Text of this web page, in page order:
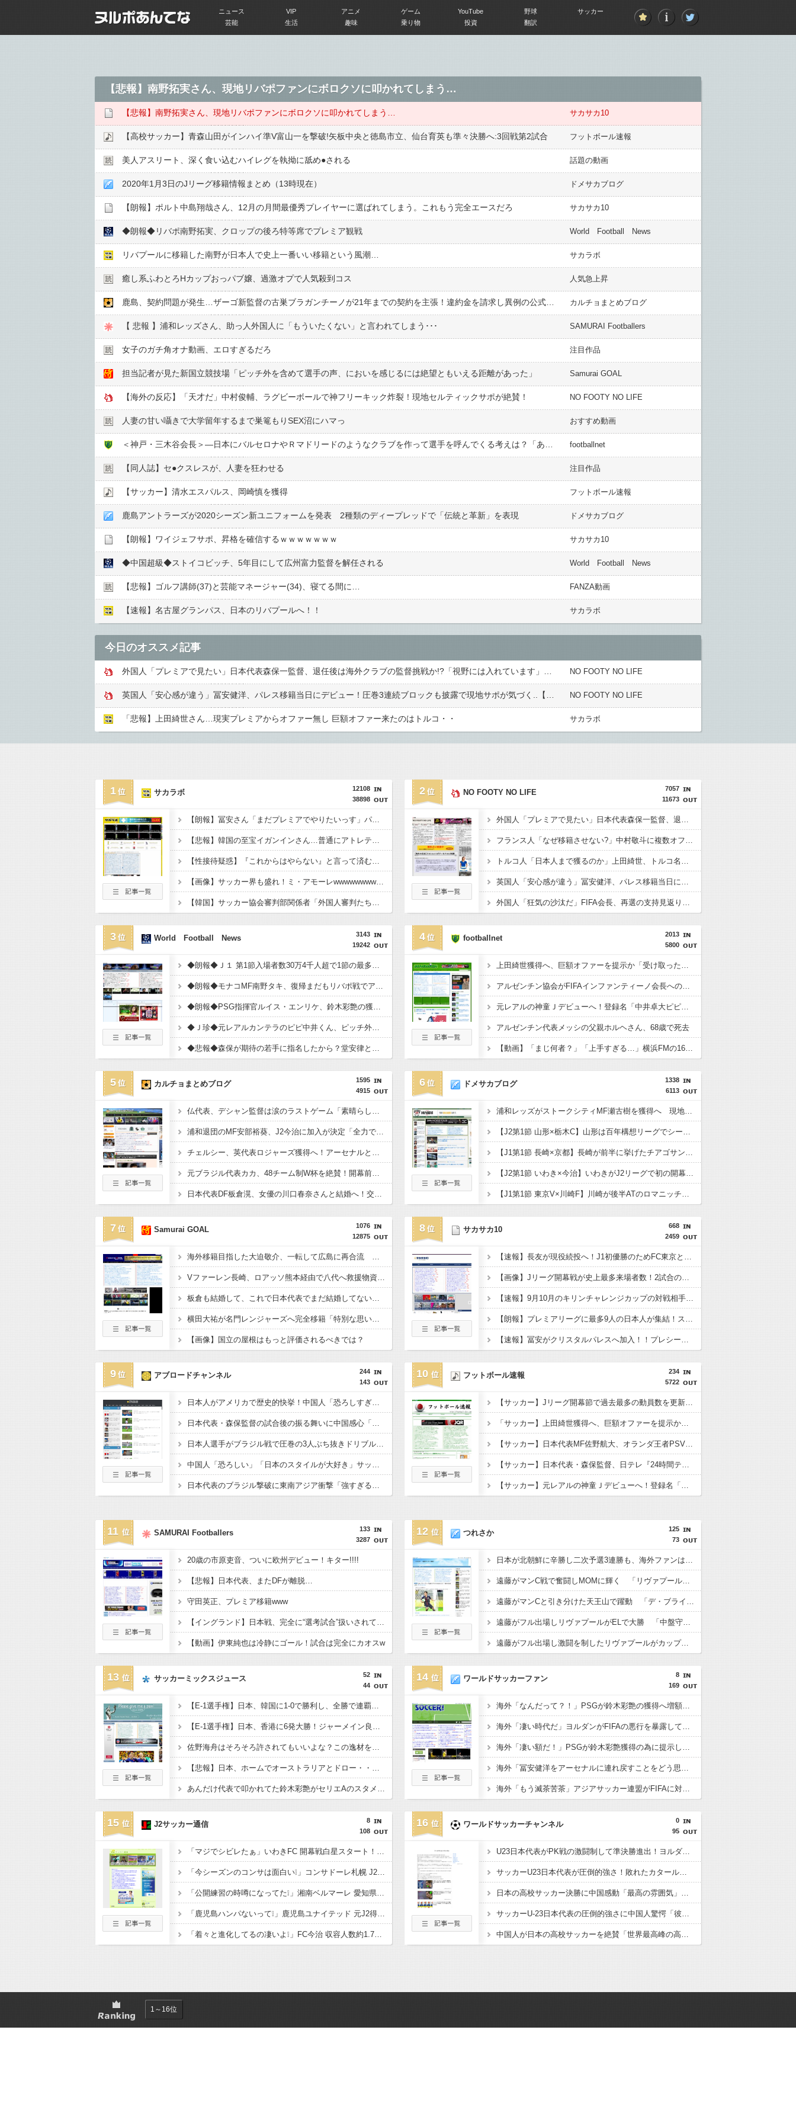
ニュース VIP アニメ ゲーム YouTube 野球
サッカー
芸能
生活 趣味 乗り物 投資 翻訳
【悲報】南野拓実さん、現地リバポファンにボロクソに叩かれてしまう…
【悲報】南野拓実さん、現地リバポファンにボロクソに叩かれてしまう… サカサカ10
【高校サッカー】青森山田がインハイ準V富山一を撃破!矢板中央と徳島市立、仙台育英も準々決勝へ:3回戦第2試合 フットボール速報
美人アスリート、深く食い込むハイレグを執拗に舐め●︎される 話題の動画
2020年1月3日のJリーグ移籍情報まとめ（13時現在） ドメサカブログ
【朗報】ポルト中島翔哉さん、12月の月間最優秀プレイヤーに選ばれてしまう。これもう完全エースだろ サカサカ10
◆朗報◆リバポ南野拓実、クロップの後ろ特等席でプレミア観戦 World Football News
リバプールに移籍した南野が日本人で史上一番いい移籍という風潮… サカラボ
癒し系ふわとろHカップおっパブ嬢、過激オプで人気殺到コス 人気急上昇
カルチョまとめブログ
【 悲報 】浦和レッズさん、助っ人外国人に「もういたくない」と言われてしまう･･･ SAMURAI Footballers
女子のガチ角オナ動画、エロすぎるだろ 注目作品
担当記者が見た新国立競技場「ピッチ外を含めて選手の声、においを感じるには絶望ともいえる距離があった」 Samurai GOAL
【海外の反応】「天才だ」中村俊輔、ラグビーボールで神フリーキック炸裂！現地セルティックサポが絶賛！ NO FOOTY NO LIFE
人妻の甘い囁きで大学留年するまで巣篭もりSEX沼にハマっ おすすめ動画
footballnet
【同人誌】セ●︎クスレスが、人妻を狂わせる 注目作品
【サッカー】清水エスパルス、岡崎慎を獲得 フットボール速報
鹿島アントラーズが2020シーズン新ユニフォームを発表 2種類のディープレッドで「伝統と革新」を表現 ドメサカブログ
【朗報】ワイジェフサポ、昇格を確信するｗｗｗｗｗｗｗ サカサカ10
◆中国超級◆ストイコビッチ、5年目にして広州富力監督を解任される World Football News
【悲報】ゴルフ講師(37)と芸能マネージャー(34)、寝てる間に… FANZA動画
【速報】名古屋グランパス、日本のリバプールへ！！ サカラボ
今日のオススメ記事
NO FOOTY NO LIFE
NO FOOTY NO LIFE
「悲報】上田綺世さん…現実プレミアからオファー無し 巨額オファー来たのはトルコ・・ サカラボ
1
12108
38898
サカラボ
【朗報】冨安さん「まだプレミアでやりたいっす」パレス「じゃあウチで練習してみる？」リヴァプール「意外と動けるやん…」
【悲報】韓国の至宝イガンインさん…普通にアトレティコでベンチｗｗｗｗｗｗｗ
【性接待疑惑】『これからはやらない』と言って済むことなのか…パク・ムンソン解説委員、大韓サッカー協会の謝罪文に怒り・・
【画像】サッカー界も盛れ！ミ・アモーレwwwwwwwwwwwwwwwwwwwwwwwwwww
【韓国】サッカー協会審判部関係者「外国人審判たちが先にマッサージを望んだ」と主張←これｗｗｗｗｗｗ
2
7057
11673
NO FOOTY NO LIFE
外国人「プレミアで見たい」日本代表森保一監督、退任後は海外クラブの監督挑戦か!?「視野には入れています」制度上は欧州での監督就任が可能【海外の反応】
フランス人「なぜ移籍させない?」中村敬斗に複数オファー！ランスが46億円要求でまさかの残留の可能性浮上！現地サポの本音がこれ！【海外の反応】
トルコ人「日本人まで獲るのか」上田綺世、トルコ名門が巨額の正式オファー！現地サポが騒然！【海外の反応】
英国人「安心感が違う」冨安健洋、パレス移籍当日にデビュー！圧巻3連続ブロックも披露で現地サポが気づく..【海外の反応】
外国人「狂気の沙汰だ」FIFA会長、再選の支持見返りにモロッコへ2030年W杯決勝の開催を打診か！海外から批判殺到！【海外の反応】
3
3143
19242
World Football News
◆朗報◆Ｊ１ 第1節入場者数30万4千人超で1節の最多入場者数記録更新！1試合平均も3万人超
◆朗報◆モナコMF南野タキ、復帰まだもリバポ戦でアンフィールド凱旋！
◆朗報◆PSG指揮官ルイス・エンリケ、鈴木彩艶の獲得と起用を熱望
◆Ｊ珍◆元レアルカンテラのピピ中井くん、ピッチ外の交代選手にパス????
◆悲報◆森保が期待の若手に指名したから？堂安律と長友佑都がKY塩貝建人をいきなり褒め始めてしまう…季節外れのポイ活????
4
2013
5800
footballnet
上田綺世獲得へ、巨額オファーを提示か「受け取った」 欧州名門が本気…現地報道「重要な役割」
アルゼンチン協会がFIFAインファンティーノ会長への支持を表明 “W杯売却計画”にも言及 「過ちを認めたことは特筆すべき」
元レアルの神童Ｊデビューへ！登録名「中井卓大ピピ」日本初挑戦の22歳今治MFが開幕戦に先発
アルゼンチン代表メッシの父親ホルヘさん、68歳で死去
【動画】「まじ何者？」「上手すぎる…」横浜FMの16歳超逸材が開幕Jデビュー戦で魅せた“衝撃プレー”にSNS騒然！「すごい才能」
5
1595
4915
カルチョまとめブログ
仏代表、デシャン監督は涙のラストゲーム「素晴らしい冒険だった」 来週にもジダン新監督が就任へ
浦和退団のMF安部裕葵、J2今治に加入が決定「全力で頑張ります」（関連まとめ）
チェルシー、英代表ロジャーズ獲得へ！アーセナルとの争奪戦を制す 移籍金は英国人史上最高額の1億1700万ポンド（約256億円）
元ブラジル代表カカ、48チーム制W杯を絶賛！開幕前の不安を一蹴「多すぎると思っていたが退屈な試合は一つもなかった」
日本代表DF板倉滉、女優の川口春奈さんと結婚へ！交際１年、W杯を終え決断（関連まとめ）
6
1338
6113
ドメサカブログ
浦和レッズがストークシティMF瀬古樹を獲得へ 現地ではすでにクラブ間合意との情報
【J2第1節 山形×栃木C】山形は百年構想リーグでシーズンW喫した栃木C下し開幕白星！川名連介は移籍後初ゴール
【J1第1節 長崎×京都】長崎が前半に挙げたチアゴサンタナの2ゴールで逃げ切り開幕白星！京都はポポヴィッチ監督の初陣飾れず
【J2第1節 いわき×今治】いわきがJ2リーグで初の開幕戦勝利！エース熊田が怪我乗り越え2ゴールの活躍
【J1第1節 東京V×川崎F】川崎が後半ATのロマニッチ弾で追いつき辛くもドロー 東京Vは痛恨クリアミスで勝ち点3を逃す
7
1076
12875
Samurai GOAL
海外移籍目指した大迫敬介、一転して広島に再合流 栗原強化部長が経緯説明「なんとか実現させたかったですけど…」
Vファーレン長崎、ロアッソ熊本経由で八代へ救援物資を届ける！
板倉も結婚して、これで日本代表でまだ結婚してないのって冨安、田中碧、久保建英ぐらいか…
横田大祐が名門レンジャーズへ完全移籍「特別な思い出を作りたい」…3＋1年契約を締結
【画像】国立の屋根はもっと評価されるべきでは？
8
668
2459
サカサカ10
【速報】長友が現役続投へ！J1初優勝のためFC東京と再契約
【画像】Jリーグ開幕戦が史上最多来場者数！2試合の試合結果が同じスコアにwwwwww
【速報】9月10月のキリンチャレンジカップの対戦相手がこちら！W杯出場国と対戦へ
【朗報】プレミアリーグに最多9人の日本人が集結！スタメン出場の選手は意外と少なそう？
【速報】冨安がクリスタルパレスへ加入！！プレシーズン参加から本契約へ！
9
244
143
アブロードチャンネル
日本人がアメリカで歴史的快挙！中国人「恐ろしすぎる」「人間にこんなことが可能なのか？」「サッカーで例えるなら…」【海外の反応】
日本代表・森保監督の試合後の振る舞いに中国感心「親しみやすくて有能」「謙虚で礼儀正しい」【海外の反応】
日本人選手がブラジル戦で圧巻の3人ぶち抜きドリブル！中国人「バケモンだ」「風のような男」【海外の反応】
中国人「恐ろしい」「日本のスタイルが大好き」サッカー日本代表のブラジル戦初勝利に中国驚嘆【海外の反応】
日本代表のブラジル撃破に東南アジア衝撃「強すぎる「韓国は日本を見習わないと」「アジアは彼らにとって狭すぎる」【海外の反応】
10
234
5722
フットボール速報
【サッカー】Jリーグ開幕節で過去最多の動員数を更新！ J1で30万人超、全カテゴリー合計47万人超を記録
「サッカー】上田綺世獲得へ、巨額オファーを提示か「受け取った」 欧州名門が本気…現地報道「重要な役割」
【サッカー】日本代表MF佐野航大、オランダ王者PSV加入が正式決定！ NEC史上最高額の移籍、最大約31億円か、5年契約を締結
【サッカー】日本代表・森保監督、日テレ『24時間テレビ』に出演へ！ 相葉雅紀、ヒロミ、森本慎太郎と共演
【サッカー】元レアルの神童Ｊデビューへ！登録名「中井卓大ピピ」日本初挑戦の22歳今治MFが開幕戦に先発
11
133
3287
SAMURAI Footballers
20歳の市原吏音、ついに欧州デビュー！キター!!!!
【悲報】日本代表、またDFが離脱…
守田英正、プレミア移籍www
【イングランド】日本戦、完全に“選考試合”扱いされている可能性
【動画】伊東純也は冷静にゴール！試合は完全にカオスw
12
125
73
つれさか
日本が北朝鮮に辛勝し二次予選3連勝も、海外ファンは采配に辛辣「おそろしい内容の後半」「今日の森保はチキン」
遠藤がマンC戦で奮闘しMOMに輝く 「リヴァプールの全てを体現している」「ダントツでリーグ最高のボランチ」
遠藤がマンCと引き分けた天王山で躍動 「デ・ブライネ封じ込めた」「プレミア最高のボランチ」「遠藤がサッカーだ」「当然ながらサポに愛されている」
遠藤がフル出場しリヴァプールがELで大勝 「中盤守備のスペシャリスト」「マジで絶大な存在」「決して怯まない」
遠藤がフル出場し激闘を制したリヴァプールがカップ制覇 「遠藤がチェルシーを完全に圧倒」「エンソとカイセドを合わせたよりも上」
13
52
44
サッカーミックスジュース
【E-1選手権】日本、韓国に1-0で勝利し、全勝で連覇達成！ジャーメインのゴールを守り切る！
【E-1選手権】日本、香港に6発大勝！ジャーメイン良がデビュー戦で4ゴール！
佐野海舟はそろそろ許されてもいいよな？この逸材を代表に呼ばないのは大損失だろ
【悲報】日本、ホームでオーストラリアとドロー・・・谷口OGでまさかの先制許すもキレキレ中村が同点弾演出でかろうじて勝ち点1
あんだけ代表で叩かれてた鈴木彩艶がセリエAのスタメンで大活躍してるという事実
14
8
169
ワールドサッカーファン
海外「なんだって？！」PSGが鈴木彩艶の獲得へ増額オファーを準備していることに海外大騒ぎ！（海外の反応）
海外「凄い時代だ」ヨルダンがFIFAの悪行を暴露して海外大騒ぎ！（海外の反応）
海外「凄い額だ！」PSGが鈴木彩艶獲得の為に提示した金額に海外びっくり仰天！（海外の反応）
海外「冨安健洋をアーセナルに連れ戻すことをどう思う？」（海外の反応）
海外「もう滅茶苦茶」アジアサッカー連盟がFIFAに対する立場を明確にして海外大騒ぎ！（海外の反応）
15
8
108
J2サッカー通信
「マジでシビレたぁ」いわきFC 開幕戦白星スタート！ FW熊田直紀が後半立て続けに怒濤の2ゴール‼今治の反撃を1点に抑え2-1で開幕戦勝利
「今シーズンのコンサは面白い❕」コンサドーレ札幌 J2も新開幕！ 新加入のFWペイショットが1ゴール1アシストの活躍‼徳島に2-0 開幕戦で5年ぶりの勝利
「公開練習の時噂になってた❕」湘南ベルマーレ 愛知県出身 豊川高MF大下蒼生が2026-27シーズンに新加入内定したと発表‼「チームの目標であるJ1昇格 J2優勝に貢献」
「鹿児島ハンパないって❕」鹿児島ユナイテッド 元J2得点王! FWフアンマ・デルガドが新加入することを発表‼大宮、福岡でもプレーし 2度の長崎J1昇格に貢献「皆さんに最高の喜びを」
「着々と進化してるの凄いよ❕」FC今治 収容人数約1.7倍！アシックス里山スタジアム増席完了を発表‼観客席だけでなく コンコースやトイレ 観客動線なども整備
16
0
95
ワールドサッカーチャンネル
U23日本代表がPK戦の激闘制して準決勝進出！ヨルダン「史上最も奇妙なPK」「日本を追い詰めたことは誇らしい」【海外の反応】
サッカーU23日本代表が圧倒的強さ！敗れたカタール脱帽「日本は真のチャンピオン」「神の意志により我々は立ち上がる」【海外の反応】
日本の高校サッカー決勝に中国感動「最高の雰囲気」「こんな大会に出場したかった」【海外の反応】
サッカーU-23日本代表の圧倒的強さに中国人驚愕「彼らにアジアは狭すぎる」【海外の反応】
中国人が日本の高校サッカーを絶賛「世界最高峰の高校大会」「中国スーパーリーグと同レベル」【海外の反応】
1～16位